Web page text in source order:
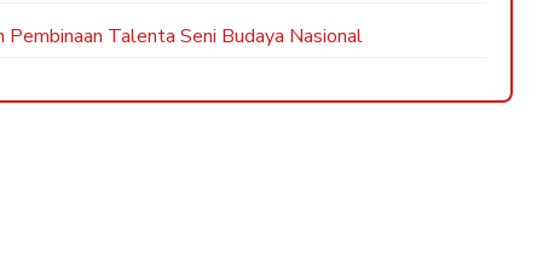
Talenta Seni Budaya Nasional